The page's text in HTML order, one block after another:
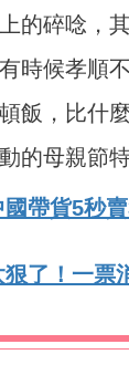
的碎唸，
時候孝順
飯，比什
的母親節
國帶貨5秒
狠了！一票